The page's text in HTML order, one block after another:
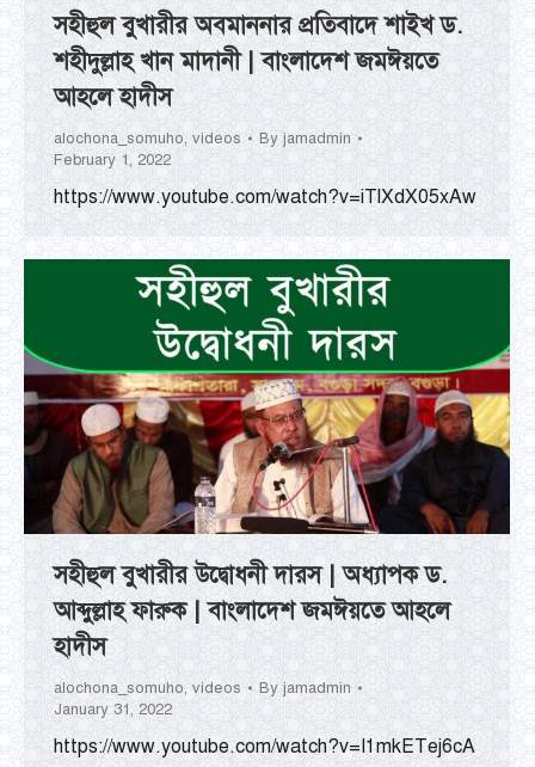
সহীহুল বুখারীর অবমাননার প্রতিবাদে শাইখ ড.
শহীদুল্লাহ খান মাদানী | বাংলাদেশ জমঈয়তে
আহলে হাদীস
alochona_somuho, videos By jamadmin
February 1, 2022
https://www.youtube.com/watch?v=iTlXdX05xAw
সহীহুল বুখারীর উদ্বোধনী দারস | অধ্যাপক ড.
আব্দুল্লাহ ফারুক | বাংলাদেশ জমঈয়তে আহলে
হাদীস
alochona_somuho, videos By jamadmin
January 31, 2022
https://www.youtube.com/watch?v=I1mkETej6cA